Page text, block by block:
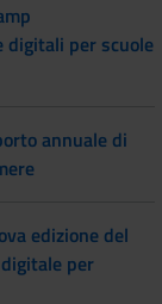
digitali per scuole
annuale di
edizione del
per